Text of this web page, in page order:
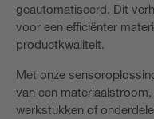
geautomatiseerd. Dit
voor een efficiënter
productkwaliteit.
Met onze
van een
werkstukken of